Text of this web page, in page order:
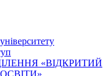
«ВІДКРИТИЙ